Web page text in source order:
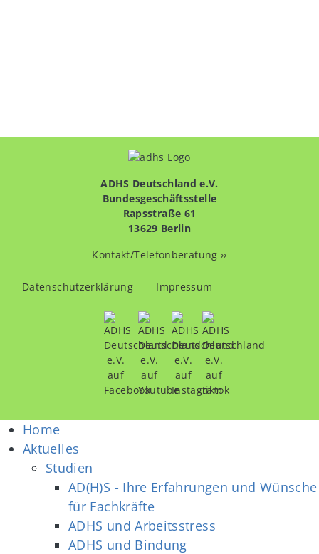
ADHS Deutschland e.V.
Bundesgeschäftsstelle
Rapsstraße 61
13629 Berlin
Kontakt/Telefonberatung ››
Fußzeilenmenü
Datenschutzerklärung Impressum
Home
Aktuelles
Studien
AD(H)S - Ihre Erfahrungen und Wünsche
für Fachkräfte
ADHS und Arbeitsstress
ADHS und Bindung